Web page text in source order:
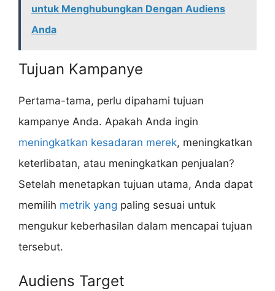
untuk Menghubungkan Dengan Audiens
Anda
Tujuan Kampanye
Pertama-tama, perlu dipahami tujuan
kampanye Anda. Apakah Anda ingin
meningkatkan kesadaran merek, meningkatkan
keterlibatan, atau meningkatkan penjualan?
Setelah menetapkan tujuan utama, Anda dapat
memilih metrik yang paling sesuai untuk
mengukur keberhasilan dalam mencapai tujuan
tersebut.
Audiens Target